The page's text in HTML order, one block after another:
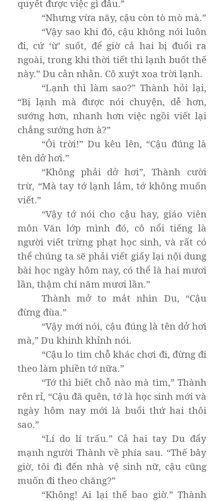
quyết được việc gì đâu.”
“Nhưng vừa nãy, cậu còn tò mò mà.”
“Vậy sao khi đó, cậu không nói luôn
đi, cứ ‘ừ’ suốt, để giờ cả hai bị đuổi ra
ngoài, trong khi thời tiết thì lạnh buốt thế
này.” Du cằn nhằn. Cô xuýt xoa trời lạnh.
“Lạnh thì làm sao?” Thành hỏi lại,
“Bị lạnh mà được nói chuyện, dễ hơn,
sướng hơn, nhanh hơn việc ngồi viết lại
chẳng sướng hơn à?”
“Ôi trời!” Du kêu lên, “Cậu đúng là
tên dở hơi.”
“Không phải dở hơi”, Thành cười
trừ, “Mà tay tớ lạnh lắm, tớ không muốn
viết.”
“Vậy tớ nói cho cậu hay, giáo viên
môn Văn lớp mình đó, cô nổi tiếng là
người viết trừng phạt học sinh, và rất có
thể chúng ta sẽ phải viết giấy lại nội dung
bài học ngày hôm nay, có thể là hai mươi
lần, thậm chí năm mươi lần.”
Thành mở to mắt nhìn Du, “Cậu
đừng đùa.”
“Vậy mới nói, cậu đúng là tên dở hơi
mà,” Du khinh khỉnh nói.
“Cậu lo tìm chỗ khác chơi đi, đừng đi
theo làm phiền tớ nữa.”
“Tớ thì biết chỗ nào mà tìm,” Thành
rên rỉ, “Cậu đã quên, tớ là học sinh mới và
ngày hôm nay mới là buổi thứ hai thôi
sao.”
“Lí do lí trấu.” Cả hai tay Du đẩy
mạnh người Thành về phía sau. “Thế bây
giờ, tôi đi đến nhà vệ sinh nữ, cậu cũng
muốn đi theo chăng?”
“Không! Ai lại thế bao giờ.” Thành